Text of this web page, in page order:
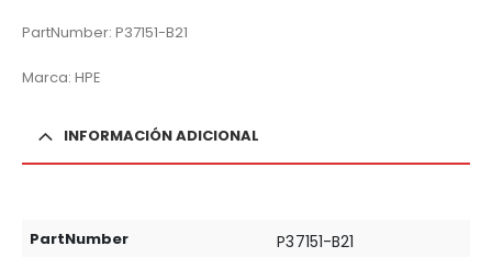
PartNumber: P37151-B21
Marca: HPE
INFORMACIÓN ADICIONAL
PartNumber P37151-B21